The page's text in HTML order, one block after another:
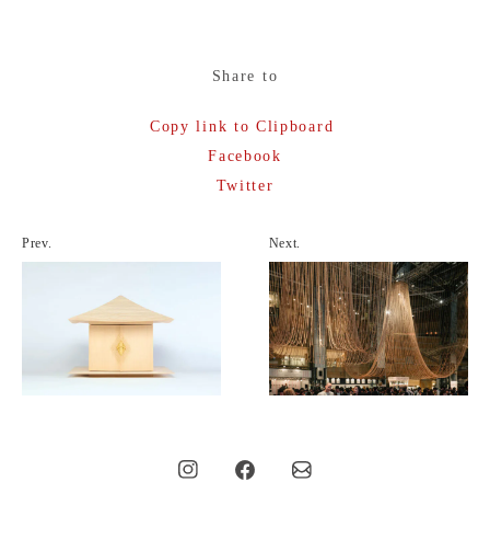
Share to
Copy link to Clipboard
Facebook
Twitter
Prev. Next.